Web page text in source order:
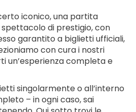
iconico, una partita
di prestigio, con
garantito a biglietti ufficiali,
con cura i nostri
un’esperienza completa e
singolarmente o all’interno
– in ogni caso, sai